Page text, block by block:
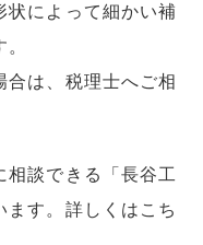
状によって細かい補
合は、税理士へご相
談できる「長谷工
す。詳しくはこち